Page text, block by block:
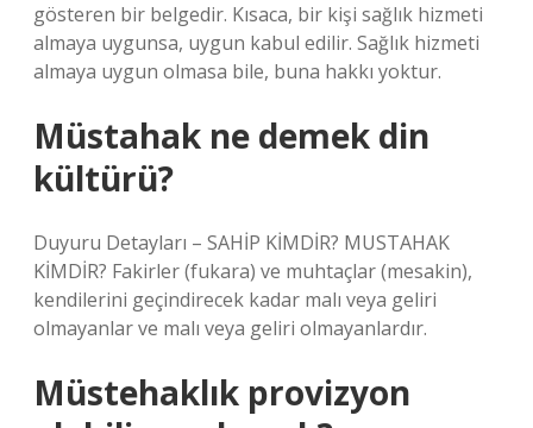
gösteren bir belgedir. Kısaca, bir kişi sağlık hizmeti
almaya uygunsa, uygun kabul edilir. Sağlık hizmeti
almaya uygun olmasa bile, buna hakkı yoktur.
Müstahak ne demek din
kültürü?
Duyuru Detayları – SAHİP KİMDİR? MUSTAHAK
KİMDİR? Fakirler (fukara) ve muhtaçlar (mesakin),
kendilerini geçindirecek kadar malı veya geliri
olmayanlar ve malı veya geliri olmayanlardır.
Müstehaklık provizyon